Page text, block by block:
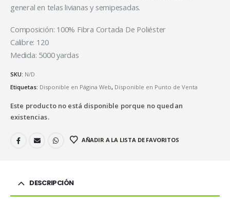
general en telas livianas y semipesadas.
Composición: 100% Fibra Cortada De Poliéster
Calibre: 120
Medida: 5000 yardas
SKU: N/D
Etiquetas: Disponible en Página Web, Disponible en Punto de Venta
Este producto no está disponible porque no quedan
existencias.
AÑADIR A LA LISTA DE FAVORITOS
DESCRIPCIÓN